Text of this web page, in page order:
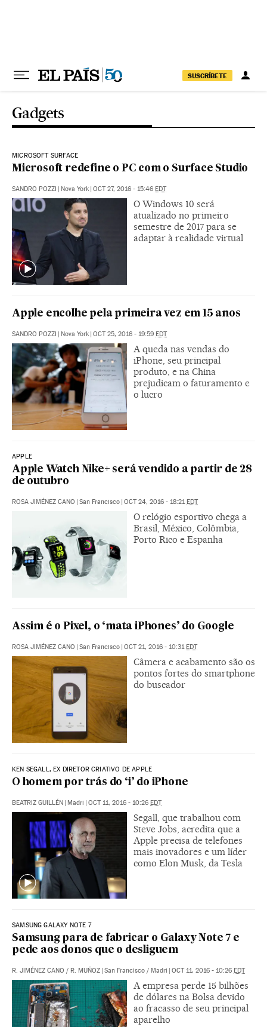
SUSCRÍBETE
Gadgets
MICROSOFT SURFACE
Microsoft redefine o PC com o Surface Studio
SANDRO POZZI | Nova York | OCT 27, 2016 - 15:46 EDT
O Windows 10 será
atualizado no primeiro
semestre de 2017 para se
adaptar à realidade virtual
Apple encolhe pela primeira vez em 15 anos
SANDRO POZZI | Nova York | OCT 25, 2016 - 19:59 EDT
A queda nas vendas do
iPhone, seu principal
produto, e na China
prejudicam o faturamento e
o lucro
APPLE
Apple Watch Nike+ será vendido a partir de 28
de outubro
ROSA JIMÉNEZ CANO | San Francisco | OCT 24, 2016 - 18:21EDT
O relógio esportivo chega a
Brasil, México, Colômbia,
Porto Rico e Espanha
Assim é o Pixel, o ‘mata iPhones’ do Google
ROSA JIMÉNEZ CANO | San Francisco | OCT 21, 2016 - 10:31EDT
Câmera e acabamento são os
pontos fortes do smartphone
do buscador
KEN SEGALL, EX DIRETOR CRIATIVO DE APPLE
O homem por trás do ‘i’ do iPhone
BEATRIZ GUILLÉN | Madri | OCT 11, 2016 - 10:26 EDT
Segall, que trabalhou com
Steve Jobs, acredita que a
Apple precisa de telefones
mais inovadores e um líder
como Elon Musk, da Tesla
SAMSUNG GALAXY NOTE 7
Samsung para de fabricar o Galaxy Note 7 e
pede aos donos que o desliguem
R. JIMÉNEZ CANO / R. MUÑOZ | San Francisco / Madri | OCT 11, 2016 - 10:26 EDT
A empresa perde 15 bilhões
de dólares na Bolsa devido
ao fracasso de seu principal
aparelho